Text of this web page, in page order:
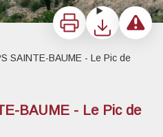
ImprimerTéléchargerSignaler
SAINTE-BAUME - Le Pic de
BAUME - Le Pic de